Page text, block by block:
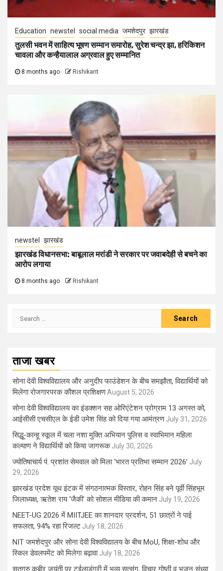
Education newstel social media जमशेदपुर झारखंड
तुलसी भवन में साहित्य भूषण सम्मान समारोह, सुरेश चन्द्र झा, हरिकिशन
चावला और कन्हैयालाल अग्रवाल हुए सम्मानित
8 months ago Rishikant
newstel झारखंड
झारखंड विधानसभा: बाबूलाल मरांडी ने सरकार पर जवाबदेही से बचने का
आरोप लगाया
8 months ago Rishikant
Search
ताजा खबर
सोना देवी विश्वविद्यालय और अनुदीप फाउंडेशन के बीच समझौता, विद्यार्थियों को
मिलेगा रोजगारपरक कौशल प्रशिक्षणAugust 5, 2026
सोना देवी विश्वविद्यालय का इंडक्शन सह ओरिएंटेशन प्रोग्राम 13 अगस्त को,
आईसीसी एचसीएल के ईडी उमेश सिंह को दिया गया आमंत्रण July 31, 2026
सिद्धू-कान्हू स्कूल में चला नशा मुक्ति अभियान पुलिस व स्वाभिमान महिला
कल्याण ने विद्यार्थियों को किया जागरूक July 30, 2026
ज्योतिषाचार्य पं. प्रशांत सेमवाल को मिला ‘भारत प्रतिभा सम्मान 2026’ July
29, 2026
झारखंड प्रदेश यूथ इंटक में संगठनात्मक विस्तार, रोहन सिंह बने पूर्वी सिंहभूम
जिलाध्यक्ष, ऋतेश राय ‘जैकी’ को सोशल मीडिया की कमान July 19, 2026
NEET-UG 2026 में MIITJEE का शानदार प्रदर्शन, 51 छात्रों ने पाई
सफलता, 94% रहा रिजल्ट July 18, 2026
NIT जमशेदपुर और सोना देवी विश्वविद्यालय के बीच MoU, शिक्षा-शोध और
स्किल डेवलपमेंट को मिलेगा बढ़ावा July 18, 2026
सतगुरु कबीर जयंती पर टुईलाडूंगरी में भव्य सत्संग, विचार गोष्ठी व भजन संध्या